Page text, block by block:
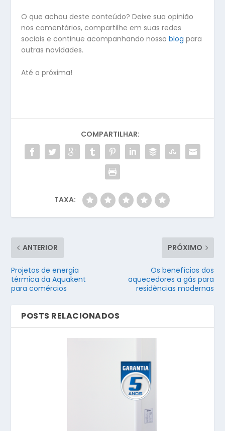
O que achou deste conteúdo? Deixe sua opinião
nos comentários, compartilhe em suas redes
sociais e continue acompanhando nossoblog para
outras novidades.
Até a próxima!
COMPARTILHAR:
TAXA:
ANTERIOR
Projetos de energia
térmica da Aquakent
para comércios
PRÓXIMO
Os benefícios dos
aquecedores a gás para
residências modernas
POSTS RELACIONADOS